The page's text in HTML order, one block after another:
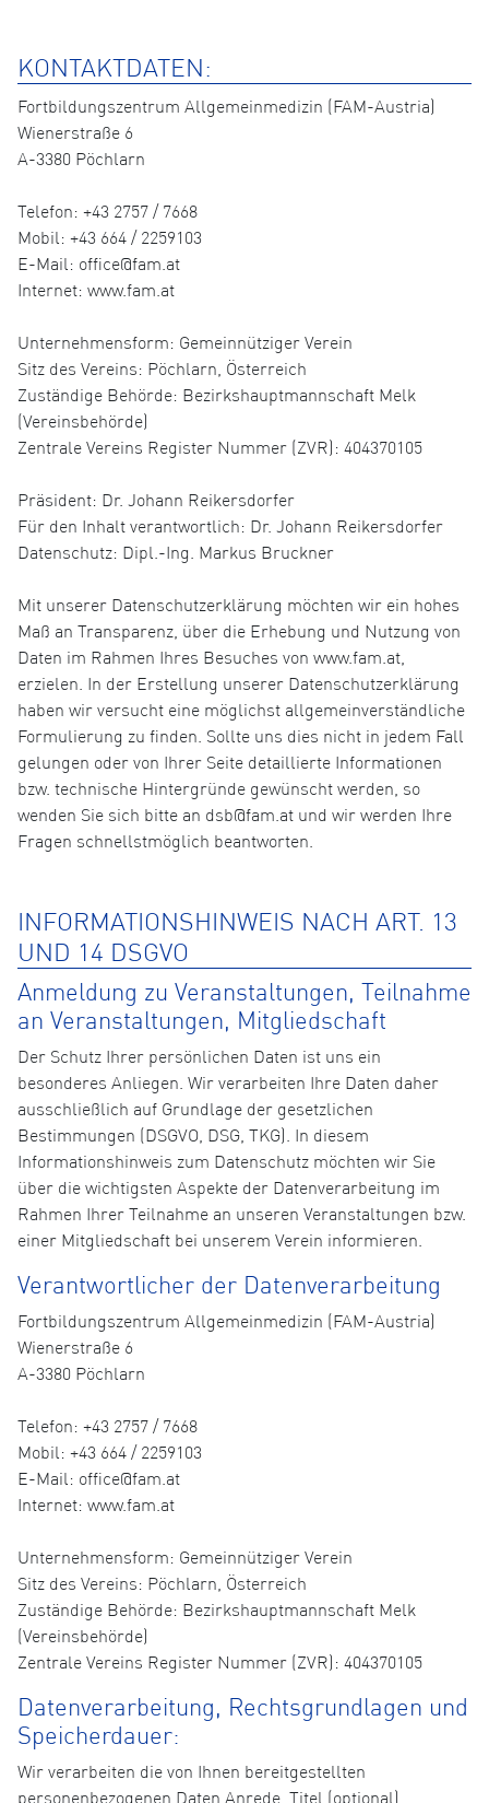
KONTAKTDATEN:
Fortbildungszentrum Allgemeinmedizin (FAM-Austria)
Wienerstraße 6
A-3380 Pöchlarn
Telefon: +43 2757 / 7668
Mobil: +43 664 / 2259103
E-Mail: office@fam.at
Internet: www.fam.at
Unternehmensform: Gemeinnütziger Verein
Sitz des Vereins: Pöchlarn, Österreich
Zuständige Behörde: Bezirkshauptmannschaft Melk
(Vereinsbehörde)
Zentrale Vereins Register Nummer (ZVR): 404370105
Präsident: Dr. Johann Reikersdorfer
Für den Inhalt verantwortlich: Dr. Johann Reikersdorfer
Datenschutz: Dipl.-Ing. Markus Bruckner
Mit unserer Datenschutzerklärung möchten wir ein hohes
Maß an Transparenz, über die Erhebung und Nutzung von
Daten im Rahmen Ihres Besuches von www.fam.at,
erzielen. In der Erstellung unserer Datenschutzerklärung
haben wir versucht eine möglichst allgemeinverständliche
Formulierung zu finden. Sollte uns dies nicht in jedem Fall
gelungen oder von Ihrer Seite detaillierte Informationen
bzw. technische Hintergründe gewünscht werden, so
wenden Sie sich bitte an dsb@fam.at und wir werden Ihre
Fragen schnellstmöglich beantworten.
INFORMATIONSHINWEIS NACH ART. 13
UND 14 DSGVO
Anmeldung zu Veranstaltungen, Teilnahme
an Veranstaltungen, Mitgliedschaft
Der Schutz Ihrer persönlichen Daten ist uns ein
besonderes Anliegen. Wir verarbeiten Ihre Daten daher
ausschließlich auf Grundlage der gesetzlichen
Bestimmungen (DSGVO, DSG, TKG). In diesem
Informationshinweis zum Datenschutz möchten wir Sie
über die wichtigsten Aspekte der Datenverarbeitung im
Rahmen Ihrer Teilnahme an unseren Veranstaltungen bzw.
einer Mitgliedschaft bei unserem Verein informieren.
Verantwortlicher der Datenverarbeitung
Fortbildungszentrum Allgemeinmedizin (FAM-Austria)
Wienerstraße 6
A-3380 Pöchlarn
Telefon: +43 2757 / 7668
Mobil: +43 664 / 2259103
E-Mail: office@fam.at
Internet: www.fam.at
Unternehmensform: Gemeinnütziger Verein
Sitz des Vereins: Pöchlarn, Österreich
Zuständige Behörde: Bezirkshauptmannschaft Melk
(Vereinsbehörde)
Zentrale Vereins Register Nummer (ZVR): 404370105
Datenverarbeitung, Rechtsgrundlagen und
Speicherdauer:
Wir verarbeiten die von Ihnen bereitgestellten
personenbezogenen Daten Anrede, Titel (optional),